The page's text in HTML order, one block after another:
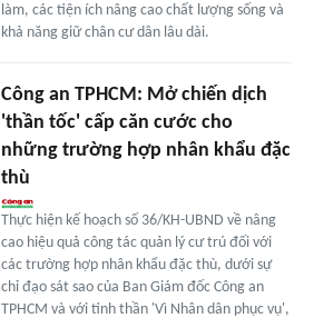
làm, các tiện ích nâng cao chất lượng sống và
khả năng giữ chân cư dân lâu dài.
Công an TPHCM: Mở chiến dịch
'thần tốc' cấp căn cước cho
những trường hợp nhân khẩu đặc
thù
Thực hiện kế hoạch số 36/KH-UBND về nâng
cao hiệu quả công tác quản lý cư trú đối với
các trường hợp nhân khẩu đặc thù, dưới sự
chỉ đạo sát sao của Ban Giám đốc Công an
TPHCM và với tinh thần 'Vì Nhân dân phục vụ',